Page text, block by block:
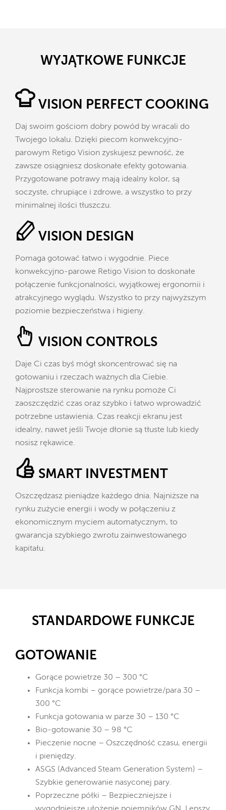
WYJĄTKOWE FUNKCJE
VISION PERFECT COOKING
Daj swoim gościom dobry powód by wracali do
Twojego lokalu. Dzięki piecom konwekcyjno-
parowym Retigo Vision zyskujesz pewność, że
zawsze osiągniesz doskonałe efekty gotowania.
Przygotowane potrawy mają idealny kolor, są
soczyste, chrupiące i zdrowe, a wszystko to przy
minimalnej ilości tłuszczu.
VISION DESIGN
Pomaga gotować łatwo i wygodnie. Piece
konwekcyjno-parowe Retigo Vision to doskonałe
połączenie funkcjonalności, wyjątkowej ergonomii i
atrakcyjnego wyglądu. Wszystko to przy najwyższym
poziomie bezpieczeństwa i higieny.
VISION CONTROLS
Daje Ci czas byś mógł skoncentrować się na
gotowaniu i rzeczach ważnych dla Ciebie.
Najprostsze sterowanie na rynku pomoże Ci
zaoszczędzić czas oraz szybko i łatwo wprowadzić
potrzebne ustawienia. Czas reakcji ekranu jest
idealny, nawet jeśli Twoje dłonie są tłuste lub kiedy
nosisz rękawice.
SMART INVESTMENT
Oszczędzasz pieniądze każdego dnia. Najniższe na
rynku zużycie energii i wody w połączeniu z
ekonomicznym myciem automatycznym, to
gwarancja szybkiego zwrotu zainwestowanego
kapitału.
STANDARDOWE FUNKCJE
GOTOWANIE
Gorące powietrze 30 – 300 °C
Funkcja kombi – gorące powietrze/para 30 –
300 °C
Funkcja gotowania w parze 30 – 130 °C
Bio-gotowanie 30 – 98 °C
Pieczenie nocne – Oszczędność czasu, energii
i pieniędzy.
ASGS (Advanced Steam Generation System) –
Szybkie generowanie nasyconej pary.
Poprzeczne półki – Bezpieczniejsze i